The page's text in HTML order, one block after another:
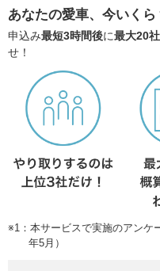
あなたの愛車、今いくら
申込み最短3時間後に最大20社
せ！
※1：本サービスで実施のアンケ
年5月）